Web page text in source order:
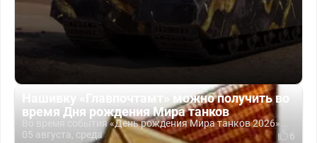
Нашивку «Главпочтамт» можно получить во
время Дня рождения Мира танков
Во время события «День рождения Мира танков 2026»...
05 августа, среда
6